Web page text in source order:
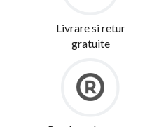
Livrare si retur
gratuite